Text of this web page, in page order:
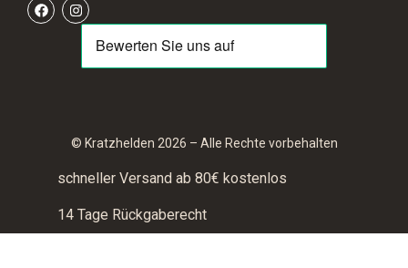
© Kratzhelden 2026 – Alle Rechte vorbehalten
schneller Versand ab 80€ kostenlos
14 Tage Rückgaberecht